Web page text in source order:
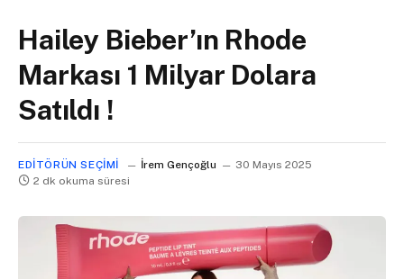
Hailey Bieber’ın Rhode
Markası 1 Milyar Dolara
Satıldı !
EDITÖRÜN SEÇIMI İrem Gençoğlu
30 Mayıs 2025
2 dk okuma süresi